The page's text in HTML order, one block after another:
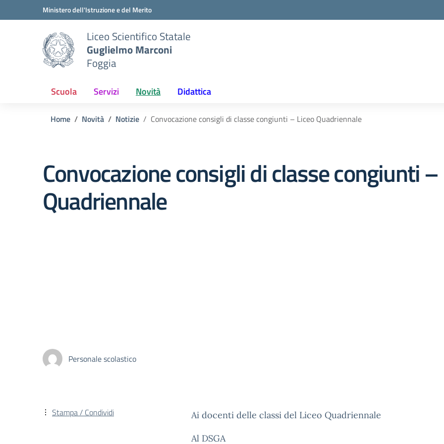
Vai ai contenuti
Vai al menu di navigazioneMinistero dell'Istruzione e del Merito
Liceo Scientifico Statale
Guglielmo Marconi
Foggia
Scuola Servizi Novità Didattica
Home Novità Notizie Convocazione consigli di classe congiunti – Liceo Quadriennale
Convocazione consigli di classe congiunti
Quadriennale
Personale scolastico
Ai docenti delle classi del Liceo Quadriennale
Al DSGA
Stampa / Condividi